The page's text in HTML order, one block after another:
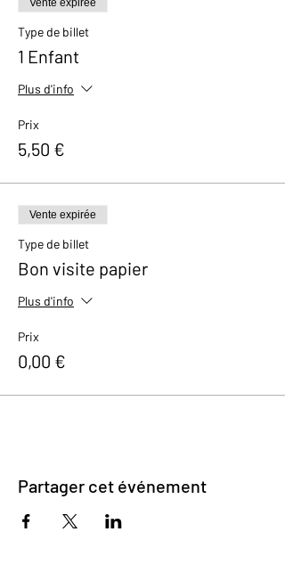
Vente expirée
Type de billet
1 Enfant
Plus d'info
Prix
5,50 €
Vente expirée
Type de billet
Bon visite papier
Plus d'info
Prix
0,00 €
Partager cet événement